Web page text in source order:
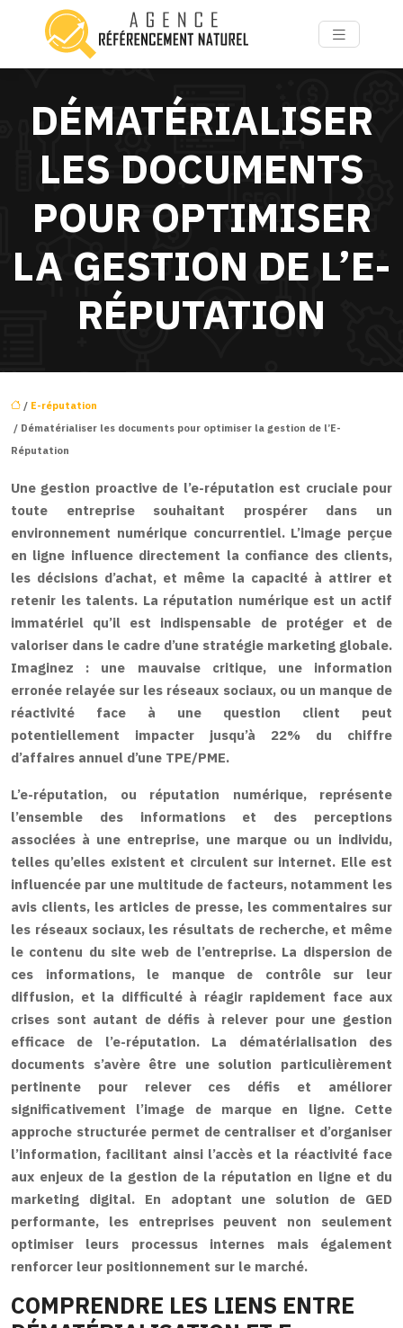
DÉMATÉRIALISER
LES DOCUMENTS
POUR OPTIMISER
LA GESTION DE L’E-
RÉPUTATION
/ E-réputation
/ Dématérialiser les documents pour optimiser la gestion de l’E-
Réputation
Une gestion proactive de l’e-réputation est cruciale pour
toute entreprise souhaitant prospérer dans un
environnement numérique concurrentiel. L’image perçue
en ligne influence directement la confiance des clients,
les décisions d’achat, et même la capacité à attirer et
retenir les talents. La réputation numérique est un actif
immatériel qu’il est indispensable de protéger et de
valoriser dans le cadre d’une stratégie marketing globale.
Imaginez : une mauvaise critique, une information
erronée relayée sur les réseaux sociaux, ou un manque de
réactivité face à une question client peut
potentiellement impacter jusqu’à 22% du chiffre
d’affaires annuel d’une TPE/PME.
L’e-réputation, ou réputation numérique, représente
l’ensemble des informations et des perceptions
associées à une entreprise, une marque ou un individu,
telles qu’elles existent et circulent sur internet. Elle est
influencée par une multitude de facteurs, notamment les
avis clients, les articles de presse, les commentaires sur
les réseaux sociaux, les résultats de recherche, et même
le contenu du site web de l’entreprise. La dispersion de
ces informations, le manque de contrôle sur leur
diffusion, et la difficulté à réagir rapidement face aux
crises sont autant de défis à relever pour une gestion
efficace de l’e-réputation. La dématérialisation des
documents s’avère être une solution particulièrement
pertinente pour relever ces défis et améliorer
significativement l’image de marque en ligne. Cette
approche structurée permet de centraliser et d’organiser
l’information, facilitant ainsi l’accès et la réactivité face
aux enjeux de la gestion de la réputation en ligne et du
marketing digital. En adoptant une solution de GED
performante, les entreprises peuvent non seulement
optimiser leurs processus internes mais également
renforcer leur positionnement sur le marché.
COMPRENDRE LES LIENS ENTRE